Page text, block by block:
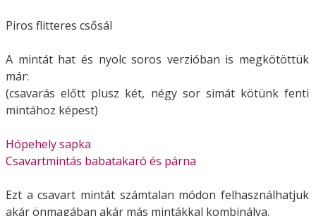
Piros flitteres csősál
A mintát hat és nyolc soros verzióban is megkötöttük
már:
(csavarás előtt plusz két, négy sor simát kötünk fenti
mintához képest)
Hópehely sapka
Csavartmintás babatakaró és párna
Ezt a csavart mintát számtalan módon felhasználhatjuk
akár önmagában akár más mintákkal kombinálva.